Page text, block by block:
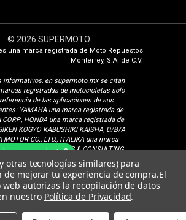
ayudarte?
© 2026 SUPERMOTO
es una marca registrada de Moto Repuestos
Monterrey, S.A. de C.V.
informativos, en supermoto.mx se citan
registradas de motocicletas solo
de las aplicaciones de sus
YAMAHA una marca registrada de
CORP., HONDA una marca registrada de
KOGYO KABUSHIKI KAISHA, D/B/A
MOTOR CO., LTD., ITALIKA una marca
de ELEKTRA TRADING & CONSULTING
DE C.V., SUZUKI una marca registrada
MOTOR CORPORATION, VENTO una
de Isaac Calderon Birch, KURAZAI
de Grupo Famsa S.A.B. de C.V.,
una marca registrada de CONSORCIO
Motors S.A. de C.V. BAJAJ una marca
otras tecnologías similares) para
de mejorar tu experiencia de compra.El
autorizas la recopilación de datos
nuestro Política de Privacidad.